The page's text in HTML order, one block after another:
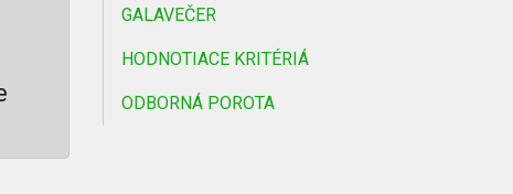
GALAVEČER
HODNOTIACE KRITÉRIÁ
ODBORNÁ POROTA